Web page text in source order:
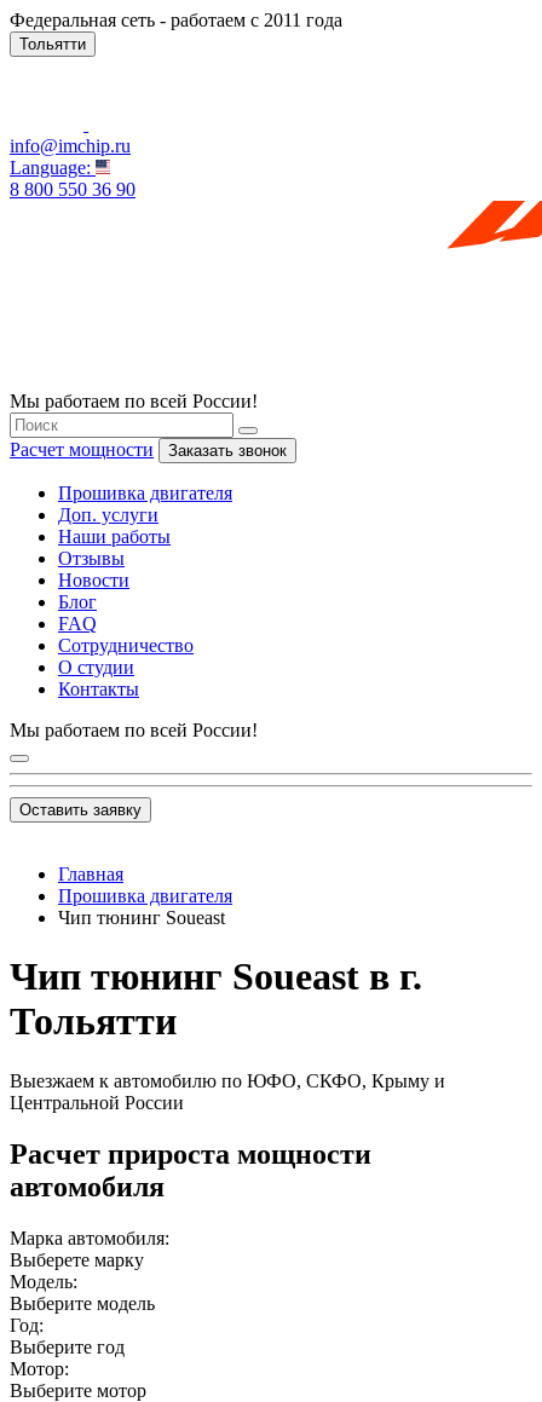
Федеральная сеть - работаем с 2011 года
Тольятти
info@imchip.ru
Language:
8 800 550 36 90
Мы работаем по всей России!
Расчет мощности Заказать звонок
Прошивка двигателя
Доп. услуги
Наши работы
Отзывы
Новости
Блог
FAQ
Сотрудничество
О студии
Контакты
Мы работаем по всей России!
Оставить заявку
Главная
Прошивка двигателя
Чип тюнинг Soueast
Чип тюнинг Soueast в г.
Тольятти
Выезжаем к автомобилю по ЮФО, СКФО, Крыму и
Центральной России
Расчет прироста мощности
автомобиля
Марка автомобиля:
Выберете марку
Модель:
Выберите модель
Год:
Выберите год
Мотор:
Выберите мотор